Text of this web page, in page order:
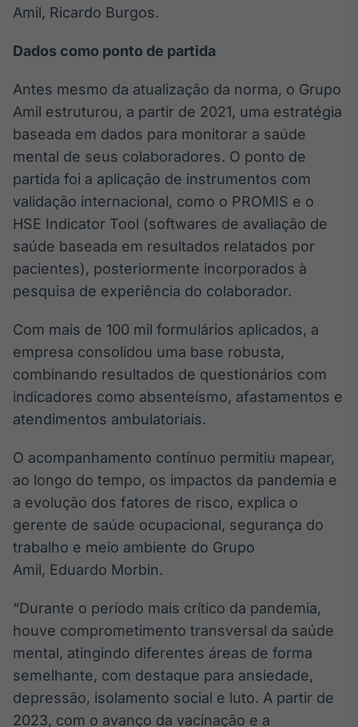
noticiosos
Soluções de
Tecnologia
Monitoramento
inteligente de
notícias e
conteúdos
Broadcast
Fundos
plataforma para
analisar fundos
de investimento
Em breve
BroadFast
Em breve
Gestão de
Investimentos
Amil, Ricardo Burgos.
Dados como ponto de partida
Antes mesmo da atualização da norma, o Grupo
Amil estruturou, a partir de 2021, uma estratégia
baseada em dados para monitorar a saúde
mental de seus colaboradores. O ponto de
partida foi a aplicação de instrumentos com
validação internacional, como o PROMIS e o
HSE Indicator Tool (softwares de avaliação de
saúde baseada em resultados relatados por
pacientes), posteriormente incorporados à
pesquisa de experiência do colaborador.
Com mais de 100 mil formulários aplicados, a
empresa consolidou uma base robusta,
combinando resultados de questionários com
indicadores como absenteísmo, afastamentos e
atendimentos ambulatoriais.
O acompanhamento contínuo permitiu mapear,
ao longo do tempo, os impactos da pandemia e
a evolução dos fatores de risco, explica o
gerente de saúde ocupacional, segurança do
trabalho e meio ambiente do Grupo
Amil, Eduardo Morbin.
“Durante o período mais crítico da pandemia,
houve comprometimento transversal da saúde
mental, atingindo diferentes áreas de forma
semelhante, com destaque para ansiedade,
depressão, isolamento social e luto. A partir de
2023, com o avanço da vacinação e a